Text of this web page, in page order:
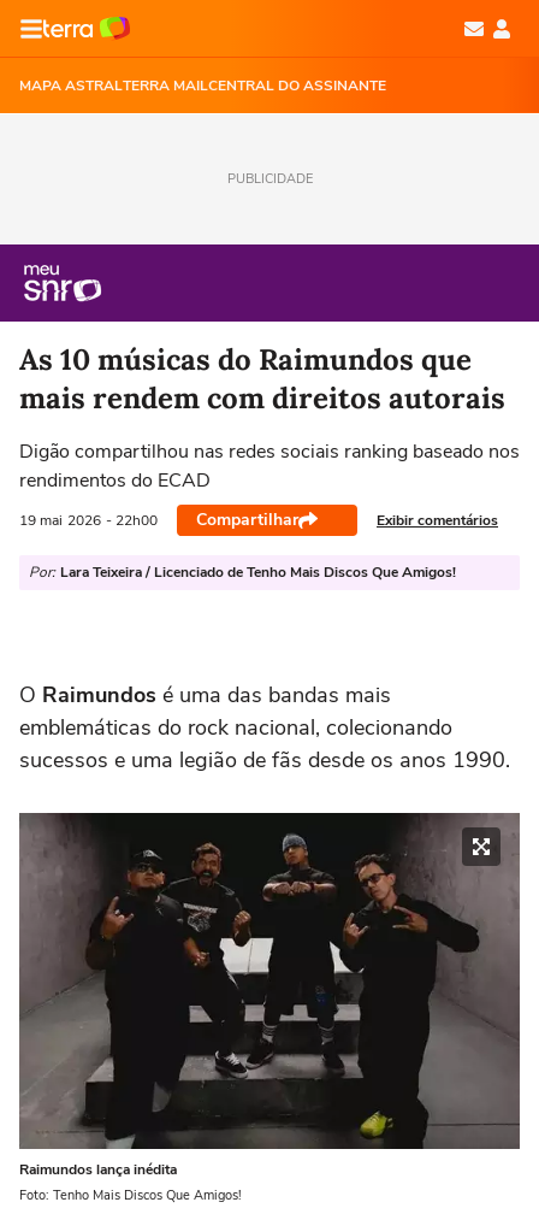
MAPA ASTRALTERRA MAILCENTRAL DO ASSINANTE
PUBLICIDADE
As 10 músicas do Raimundos que
mais rendem com direitos autorais
Digão compartilhou nas redes sociais ranking baseado nos
rendimentos do ECAD
19 mai 2026 - 22h00 Compartilhar Exibir comentários
Por: Lara Teixeira / Licenciado de Tenho Mais Discos Que Amigos!
O Raimundos é uma das bandas mais
emblemáticas do rock nacional, colecionando
sucessos e uma legião de fãs desde os anos 1990.
Raimundos lança inédita
Foto: Tenho Mais Discos Que Amigos!